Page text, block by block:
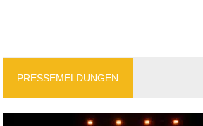
PRESSEMELDUNGEN